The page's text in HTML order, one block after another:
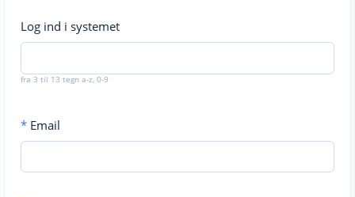
Log ind i systemet
fra 3 til 13 tegn a-z, 0-9
* Email